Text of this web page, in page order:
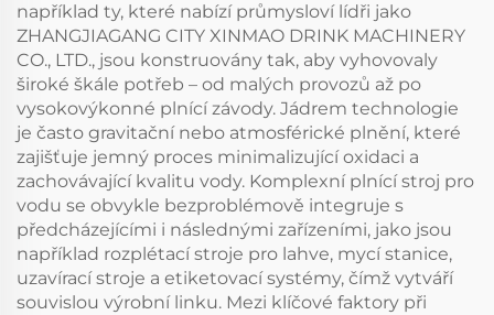
například ty, které nabízí průmysloví lídři jako
ZHANGJIAGANG CITY XINMAO DRINK MACHINERY
CO., LTD., jsou konstruovány tak, aby vyhovovaly
široké škále potřeb – od malých provozů až po
vysokovýkonné plnící závody. Jádrem technologie
je často gravitační nebo atmosférické plnění, které
zajišťuje jemný proces minimalizující oxidaci a
zachovávající kvalitu vody. Komplexní plnící stroj pro
vodu se obvykle bezproblémově integruje s
předcházejícími i následnými zařízeními, jako jsou
například rozplétací stroje pro lahve, mycí stanice,
uzavírací stroje a etiketovací systémy, čímž vytváří
souvislou výrobní linku. Mezi klíčové faktory při